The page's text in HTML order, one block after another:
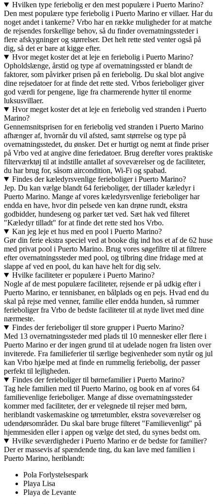
Hvilken type feriebolig er den mest populære i Puerto Marino?
Den mest populære type feriebolig i Puerto Marino er villaer. Har du
noget andet i tankerne? Vrbo har en række muligheder for at matche
de rejsendes forskellige behov, så du finder overnatningssteder i
flere afskygninger og størrelser. Det helt rette sted venter også på
dig, så det er bare at kigge efter.
Hvor meget koster det at leje en feriebolig i Puerto Marino?
Opholdslænge, årstid og type af overnatningssted er blandt de
faktorer, som påvirker prisen på en feriebolig. Du skal blot angive
dine rejsedatoer for at finde det rette sted. Vrbos ferieboliger giver
god værdi for pengene, lige fra charmerende hytter til enorme
luksusvillaer.
Hvor meget koster det at leje en feriebolig ved stranden i Puerto
Marino?
Gennemsnitsprisen for en feriebolig ved stranden i Puerto Marino
afhænger af, hvornår du vil afsted, samt størrelse og type på
overnatningsstedet, du ønsker. Det er hurtigt og nemt at finde priser
på Vrbo ved at angive dine feriedatoer. Brug derefter vores praktiske
filterværktøj til at indstille antallet af soveværelser og de faciliteter,
du har brug for, såsom aircondition, Wi-Fi og spabad.
Findes der kæledyrsvenlige ferieboliger i Puerto Marino?
Jep. Du kan vælge blandt 64 ferieboliger, der tillader kæledyr i
Puerto Marino. Mange af vores kæledyrsvenlige ferieboliger har
endda en have, hvor din pelsede ven kan drøne rundt, ekstra
godbidder, hundeseng og parker tæt ved. Sæt hak ved filteret
"Kæledyr tilladt" for at finde det rette sted hos Vrbo.
Kan jeg leje et hus med en pool i Puerto Marino?
Gør din ferie ekstra speciel ved at booke dig ind hos et af de 62 huse
med privat pool i Puerto Marino. Brug vores søgefiltre til at filtrere
efter overnatningssteder med pool, og tilbring dine fridage med at
slappe af ved en pool, du kan have helt for dig selv.
Hvilke faciliteter er populære i Puerto Marino?
Nogle af de mest populære faciliteter, rejsende er på udkig efter i
Puerto Marino, er tennisbaner, en bålplads og en pejs. Hvad end du
skal på rejse med venner, familie eller endda hunden, så rummer
ferieboliger fra Vrbo de bedste faciliteter til at nyde livet med dine
nærmeste.
Findes der ferieboliger til store grupper i Puerto Marino?
Med 13 overnatningssteder med plads til 10 mennesker eller flere i
Puerto Marino er der ingen grund til at udelade nogen fra listen over
inviterede. Fra familieferier til særlige begivenheder som nytår og jul
kan Vrbo hjælpe med at finde en rummelig feriebolig, der passer
perfekt til lejligheden.
Findes der ferieboliger til børnefamilier i Puerto Marino?
Tag hele familien med til Puerto Marino, og book en af vores 64
familievenlige ferieboliger. Mange af disse overnatningssteder
kommer med faciliteter, der er velegnede til rejser med børn,
heriblandt vaskemaskine og tørretumbler, ekstra soveværelser og
udendørsområder. Du skal bare bruge filteret "Familievenligt" på
hjemmesiden eller i appen og vælge det sted, du synes bedst om.
Hvilke seværdigheder i Puerto Marino er de bedste for familier?
Der er massevis af spændende ting, du kan lave med familien i
Puerto Marino, heriblandt:
Pola Forlystelsespark
Playa Lisa
Playa de Levante